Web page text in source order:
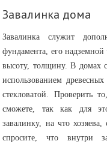
Завалинка дома
Завалинка служит
фундамента, его
высоту, толщину. В домах
использованием
стекловатой. Проверить
сможете, так как для
завалинку, на что хозяева,
спросите, что внутри